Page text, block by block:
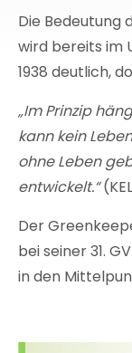
Die Bedeutung
wird bereits im
1938 deutlich,
„Im Prinzip
kann kein
ohne Leben
entwickelt.“
Der
bei seiner 31.
in den